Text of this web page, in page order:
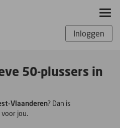
Inloggen
50-plussers in
Vlaanderen? Dan is
jou.